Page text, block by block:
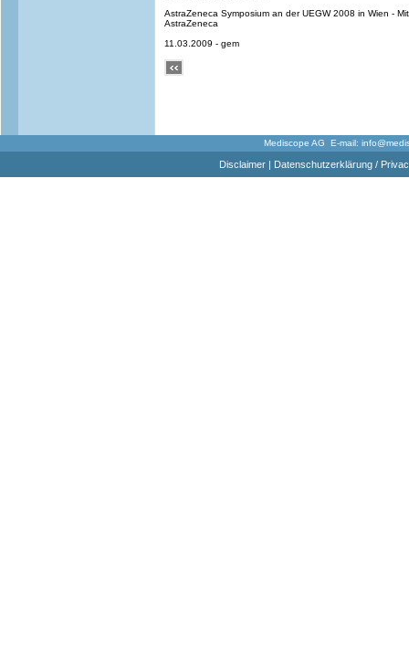
AstraZeneca Symposium an der UEGW 2008 in Wien -
AstraZeneca
11.03.2009 - gem
Mediscope AG E-mail:
Disclaimer| Datenschutzerklärung /